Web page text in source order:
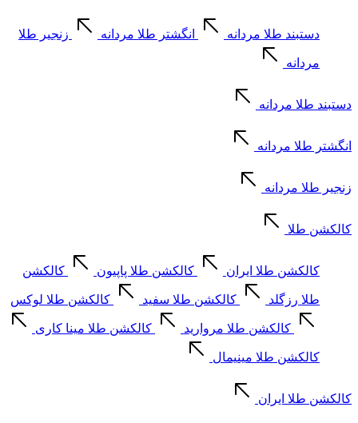
دستبند طلا مردانه انگشتر طلا مردانه زنجیر طلا
مردانه
دستبند طلا مردانه
انگشتر طلا مردانه
زنجیر طلا مردانه
کالکشن طلا
کالکشن طلا ایران کالکشن طلا پاپیون کالکشن
طلا رزگلد کالکشن طلا سفید کالکشن طلا لوکس
کالکشن طلا مروارید کالکشن طلا مینا کاری
کالکشن طلا مینیمال
کالکشن طلا ایران